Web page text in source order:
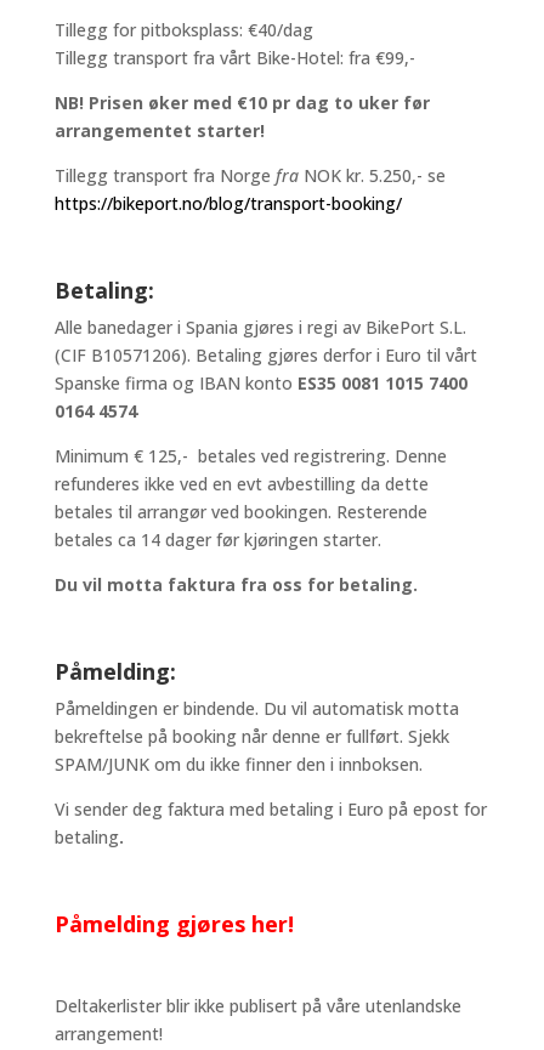
Tillegg for pitboksplass: €40/dag
Tillegg transport fra vårt Bike-Hotel: fra €99,-
NB! Prisen øker med €10 pr dag to uker før
arrangementet starter!
Tillegg transport fra Norge fraNOK kr. 5.250,- se
https://bikeport.no/blog/transport-booking/
Betaling:
Alle banedager i Spania gjøres i regi av BikePort S.L.
(CIF B10571206). Betaling gjøres derfor i Euro til vårt
Spanske firma og IBAN konto ES35 0081 1015 7400
0164 4574
Minimum € 125,- betales ved registrering. Denne
refunderes ikke ved en evt avbestilling da dette
betales til arrangør ved bookingen. Resterende
betales ca 14 dager før kjøringen starter.
Du vil motta faktura fra oss for betaling.
Påmelding:
Påmeldingen er bindende. Du vil automatisk motta
bekreftelse på booking når denne er fullført. Sjekk
SPAM/JUNK om du ikke finner den i innboksen.
Vi sender deg faktura med betaling i Euro på epost for
betaling.
Påmelding gjøres her!
Deltakerlister blir ikke publisert på våre utenlandske
arrangement!